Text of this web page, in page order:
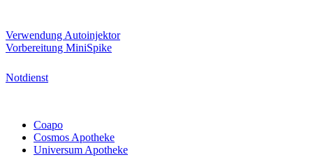
Verwendung Autoinjektor
Vorbereitung MiniSpike
Notdienst
Coapo
Cosmos Apotheke
Universum Apotheke